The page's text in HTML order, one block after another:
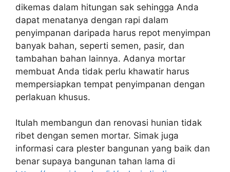
dikemas dalam hitungan sak sehingga Anda
dapat menatanya dengan rapi dalam
penyimpanan daripada harus repot menyimpan
banyak bahan, seperti semen, pasir, dan
tambahan bahan lainnya. Adanya mortar
membuat Anda tidak perlu khawatir harus
mempersiapkan tempat penyimpanan dengan
perlakuan khusus.
Itulah membangun dan renovasi hunian tidak
ribet dengan semen mortar. Simak juga
informasi cara plester bangunan yang baik dan
benar supaya bangunan tahan lama di